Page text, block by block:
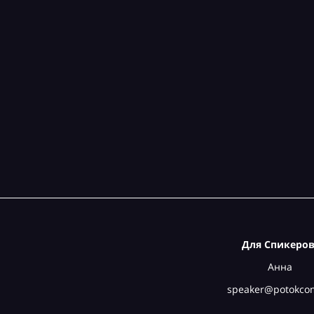
Для
Анна